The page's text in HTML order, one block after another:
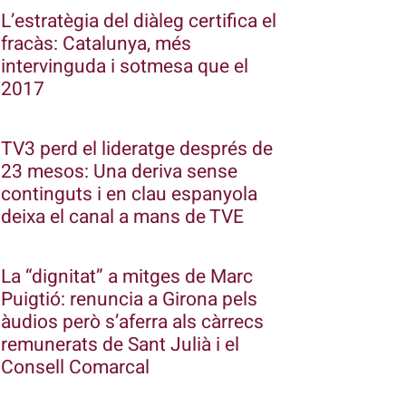
L’estratègia del diàleg certifica el
fracàs: Catalunya, més
intervinguda i sotmesa que el
2017
TV3 perd el lideratge després de
23 mesos: Una deriva sense
continguts i en clau espanyola
deixa el canal a mans de TVE
La “dignitat” a mitges de Marc
Puigtió: renuncia a Girona pels
àudios però s’aferra als càrrecs
remunerats de Sant Julià i el
Consell Comarcal